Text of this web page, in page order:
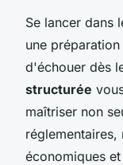
Se lancer dans
une
d'échouer dès
structurée
maîtriser non
réglementaires,
économiques